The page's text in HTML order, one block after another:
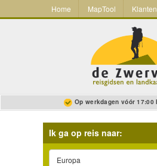
Home MapTool
Op werkdagen vóór
Ik ga op reis naar:
Europa